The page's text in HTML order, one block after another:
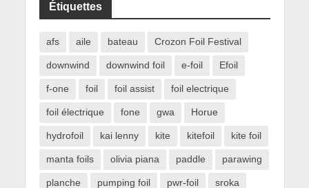
Étiquettes
afs aile bateau Crozon Foil Festival
downwind downwind foil e-foil Efoil
f-one foil foil assist foil electrique
foil électrique fone gwa Horue
hydrofoil kai lenny kite kitefoil kite foil
manta foils olivia piana paddle parawing
planche pumping foil pwr-foil sroka